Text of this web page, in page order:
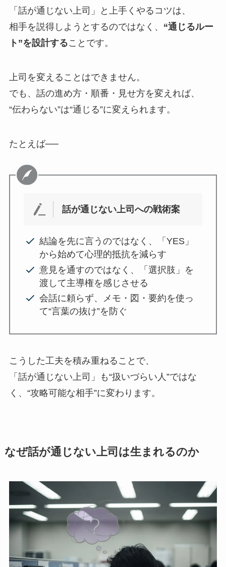
「話が通じない上司」と上手くやるコツは、
相手を説得しようとするのではなく、 “通じるルー
ト”を設計することです。
上司を変えることはできません。
でも、話の進め方・順番・見せ方を変えれば、
“伝わらない”は“通じる”に変えられます。
たとえば──
話が通じない上司への戦術案
結論を先に言うのではなく、「YES」
から始めて心理的抵抗を減らす
意見を通すのではなく、「選択肢」を
渡して主導権を感じさせる
会話に頼らず、メモ・図・要約を使っ
て“言葉の抜け”を防ぐ
こうした工夫を積み重ねることで、
「話が通じない上司」も“扱いづらい人”ではな
く、“攻略可能な相手”に変わります。
なぜ話が通じない上司は生まれるのか